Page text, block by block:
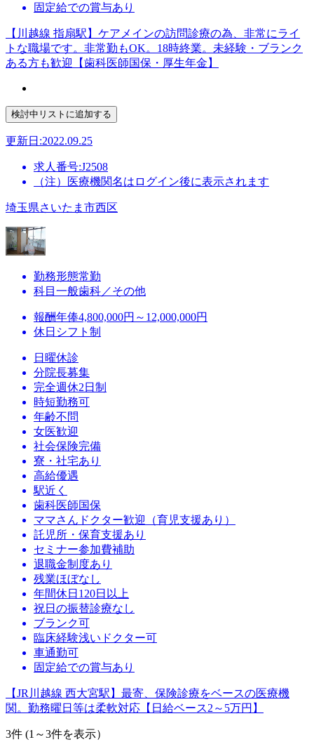
固定給での賞与あり
【川越線 指扇駅】ケアメインの訪問診療の為、非常にライ
トな職場です。非常勤もOK。18時終業。未経験・ブランク
ある方も歓迎【歯科医師国保・厚生年金】
更新日:2022.09.25
求人番号:J2508
（注）医療機関名はログイン後に表示されます
埼玉県さいたま市西区
勤務形態常勤
科目 一般歯科／その他
報酬年俸4,800,000円～12,000,000円
休日 シフト制
日曜休診
分院長募集
完全週休2日制
時短勤務可
年齢不問
女医歓迎
社会保険完備
寮・社宅あり
高給優遇
駅近く
歯科医師国保
ママさんドクター歓迎（育児支援あり）
託児所・保育支援あり
セミナー参加費補助
退職金制度あり
残業ほぼなし
年間休日120日以上
祝日の振替診療なし
ブランク可
臨床経験浅いドクター可
車通勤可
固定給での賞与あり
【JR川越線 西大宮駅】最寄、保険診療をベースの医療機
関。勤務曜日等は柔軟対応【日給ベース2～5万円】
3件 (1～3件を表示）